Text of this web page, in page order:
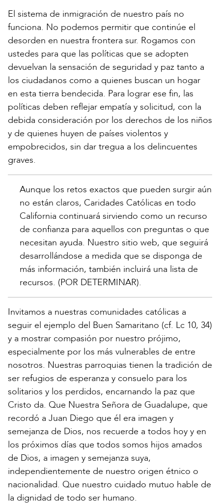
El sistema de inmigración de nuestro país no
funciona. No podemos permitir que continúe el
desorden en nuestra frontera sur. Rogamos con
ustedes para que las políticas que se adopten
devuelvan la sensación de seguridad y paz tanto a
los ciudadanos como a quienes buscan un hogar
en esta tierra bendecida. Para lograr ese fin, las
políticas deben reflejar empatía y solicitud, con la
debida consideración por los derechos de los niños
y de quienes huyen de países violentos y
empobrecidos, sin dar tregua a los delincuentes
graves.
Aunque los retos exactos que pueden surgir aún
no están claros, Caridades Católicas en todo
California continuará sirviendo como un recurso
de confianza para aquellos con preguntas o que
necesitan ayuda. Nuestro sitio web, que seguirá
desarrollándose a medida que se disponga de
más información, también incluirá una lista de
recursos. (POR DETERMINAR).
Invitamos a nuestras comunidades católicas a
seguir el ejemplo del Buen Samaritano (cf. Lc 10, 34)
y a mostrar compasión por nuestro prójimo,
especialmente por los más vulnerables de entre
nosotros. Nuestras parroquias tienen la tradición de
ser refugios de esperanza y consuelo para los
solitarios y los perdidos, encarnando la paz que
Cristo da. Que Nuestra Señora de Guadalupe, que
recordó a Juan Diego que él era imagen y
semejanza de Dios, nos recuerde a todos hoy y en
los próximos días que todos somos hijos amados
de Dios, a imagen y semejanza suya,
independientemente de nuestro origen étnico o
nacionalidad. Que nuestro cuidado mutuo hable de
la dignidad de todo ser humano.